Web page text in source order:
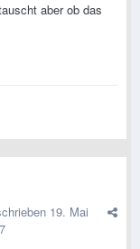
aber ob das
19. Mai